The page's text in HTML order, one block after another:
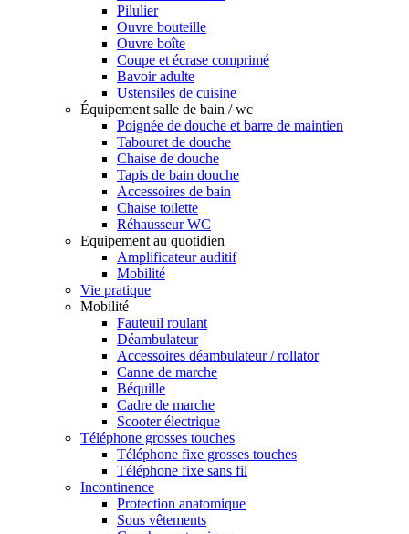
Pilulier
Ouvre bouteille
Ouvre boîte
Coupe et écrase comprimé
Bavoir adulte
Ustensiles de cuisine
Équipement salle de bain / wc
Poignée de douche et barre de maintien
Tabouret de douche
Chaise de douche
Tapis de bain douche
Accessoires de bain
Chaise toilette
Réhausseur WC
Equipement au quotidien
Amplificateur auditif
Mobilité
Vie pratique
Mobilité
Fauteuil roulant
Déambulateur
Accessoires déambulateur / rollator
Canne de marche
Béquille
Cadre de marche
Scooter électrique
Téléphone grosses touches
Téléphone fixe grosses touches
Téléphone fixe sans fil
Incontinence
Protection anatomique
Sous vêtements